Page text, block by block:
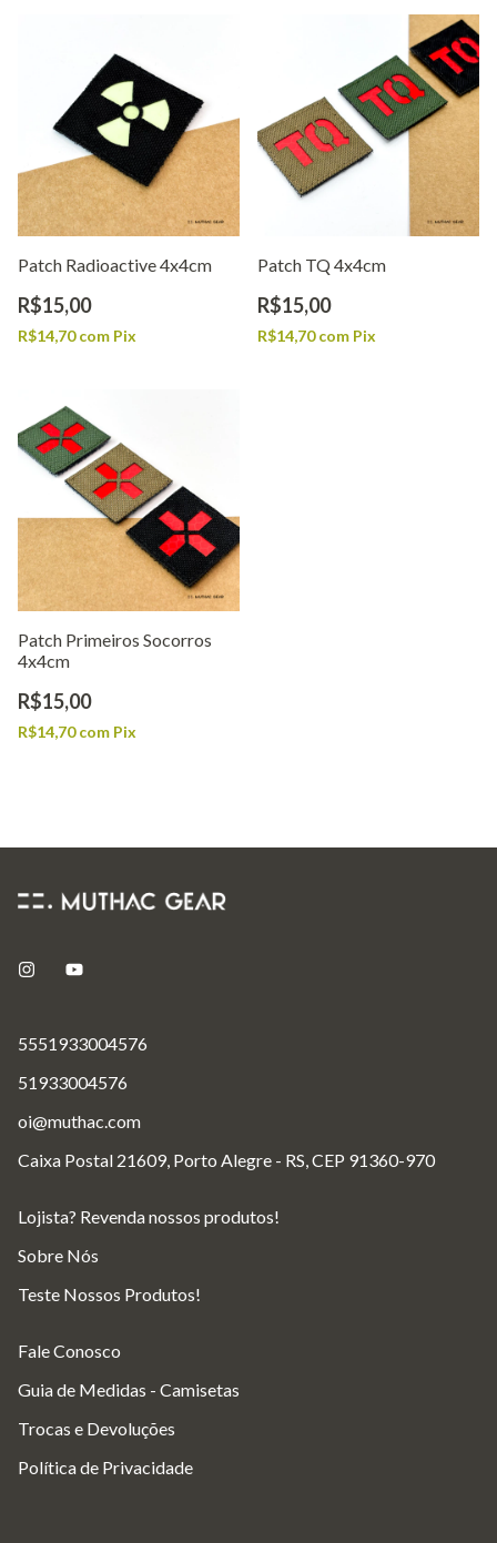
Patch Radioactive 4x4cm
R$15,00
R$14,70com Pix
Patch TQ 4x4cm
R$15,00
R$14,70com Pix
Patch Primeiros Socorros
4x4cm
R$15,00
R$14,70com Pix
5551933004576
51933004576
oi@muthac.com
Caixa Postal 21609, Porto Alegre - RS, CEP 91360-970
Lojista? Revenda nossos produtos!
Sobre Nós
Teste Nossos Produtos!
Fale Conosco
Guia de Medidas - Camisetas
Trocas e Devoluções
Política de Privacidade